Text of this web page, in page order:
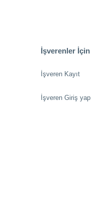
İşverenler İçin
İşveren Kayıt
İşveren Giriş yap